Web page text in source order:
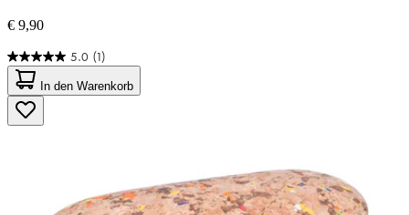
€ 9,90
5.0 (1)
5.0
von
5
Sternen.
1
In den Warenkorb